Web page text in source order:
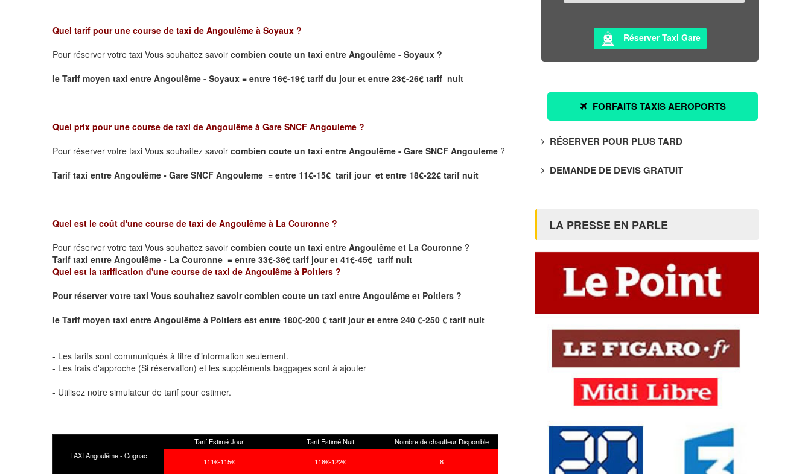
Quel tarif pour une course de taxi de Angoulême à Soyaux ?
Pour réserver votre taxi Vous souhaitez savoir combien coute un taxi entre Angoulême - Soyaux ?
le Tarif moyen taxi entre Angoulême - Soyaux = entre 16€-19€ tarif du jour et entre 23€-26€ tarif nuit
Quel prix pour une course de taxi de Angoulême à Gare SNCF Angouleme ?
Pour réserver votre taxi Vous souhaitez savoir combien coute un taxi entre Angoulême - Gare SNCF Angouleme ?
Tarif taxi entre Angoulême - Gare SNCF Angouleme = entre 11€-15€ tarif jour et entre 18€-22€ tarif nuit
Quel est le coût d'une course de taxi de Angoulême à La Couronne ?
Pour réserver votre taxi Vous souhaitez savoir combien coute un taxi entre Angoulême et La Couronne ?
Tarif taxi entre Angoulême - La Couronne = entre 33€-36€ tarif jour et 41€-45€ tarif nuit
Quel est la tarification d'une course de taxi de Angoulême à Poitiers ?
Pour réserver votre taxi Vous souhaitez savoircombien coute un taxi entre Angoulême et Poitiers ?
le Tarif moyen taxi entre Angoulême à Poitiers est entre 180€-200 € tarif jour et entre 240 €-250 € tarif nuit
- Les tarifs sont communiqués à titre d'information seulement.
- Les frais d'approche (Si réservation) et les suppléments baggages sont à ajouter
- Utilisez notre simulateur de tarif pour estimer.
Tarif Estimé Jour Tarif Estimé Nuit
Nombre de chauffeur Disponible
TAXI Angoulême - Cognac
111€-115€ 118€-122€ 8
Réserver Taxi Gare
FORFAITS TAXIS AEROPORTS
RÉSERVER POUR PLUS TARD
DEMANDE DE DEVIS GRATUIT
LA PRESSE EN PARLE